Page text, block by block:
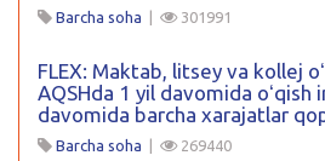
Barcha soha 301991
FLEX: Maktab, litsey va kollej
AQSHda 1 yil davomida oʻqish
davomida barcha xarajatlar
Barcha soha 269440